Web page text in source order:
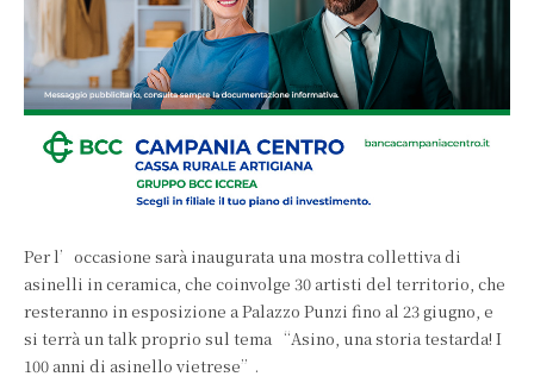
Per l’occasione sarà inaugurata una mostra collettiva di
asinelli in ceramica, che coinvolge 30 artisti del territorio, che
resteranno in esposizione a Palazzo Punzi fino al 23 giugno, e
si terrà un talk proprio sul tema “Asino, una storia testarda! I
100 anni di asinello vietrese”.